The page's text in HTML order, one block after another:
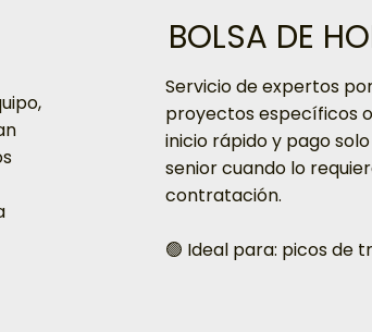
BOLSA DE
Servicio de expertos
proyectos específicos
inicio rápido y pago
senior cuando lo
contratación.
🟢 Ideal para: picos de